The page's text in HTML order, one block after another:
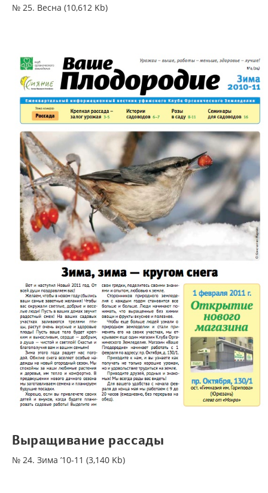
№ 25. Весна (10,612 Kb)
Выращивание рассады
№ 24. Зима ’10-11 (3,140 Kb)